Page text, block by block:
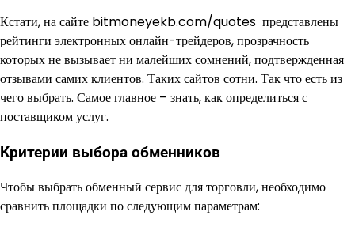
Кстати, на сайте bitmoneyekb.com/quotes представлены
рейтинги электронных онлайн-трейдеров, прозрачность
которых не вызывает ни малейших сомнений, подтвержденная
отзывами самих клиентов. Таких сайтов сотни. Так что есть из
чего выбрать. Самое главное – знать, как определиться с
поставщиком услуг.
Критерии выбора обменников
Чтобы выбрать обменный сервис для торговли, необходимо
сравнить площадки по следующим параметрам: